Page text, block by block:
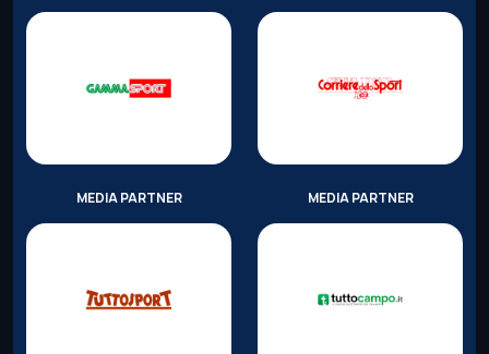
MEDIA PARTNER MEDIA PARTNER